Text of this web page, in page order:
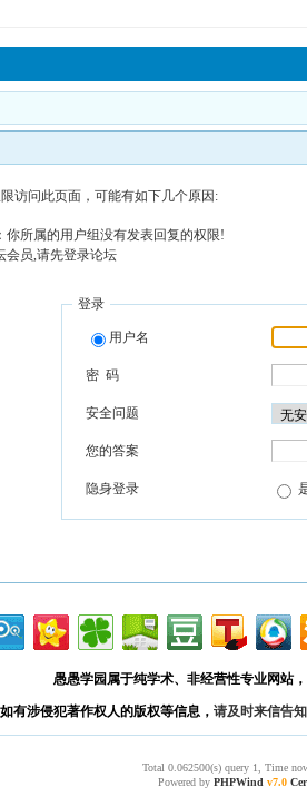
访问此页面，可能有如下几个原因:
你所属的用户组没有发表回复的权限!
会员,请先登录论坛
登录
用户名
密 码
安全问题
您的答案
隐身登录
愚愚学园属于纯学术、非经营性专业网站
如有涉侵犯著作权人的版权等信息， 请及时来信告知
Total 0.062500(s) query 1, Time
Powered by PHPWind v7.0